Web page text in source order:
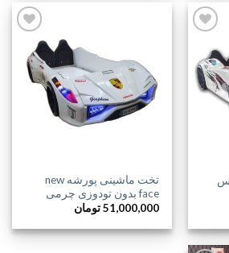
افزودن
به
علاقه
افزودن
تخت ماشینی پورشه new
face بدون تودوزی چرمی
51,000,000تومان